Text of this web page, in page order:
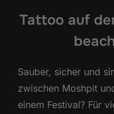
Tattoo auf
Sauber, sicher und
zwischen Moshpit
einem Festival? Für